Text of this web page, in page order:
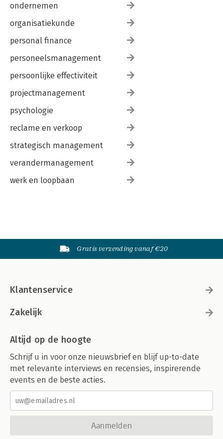
ondernemen
organisatiekunde
personal finance
personeelsmanagement
persoonlijke effectiviteit
projectmanagement
psychologie
reclame en verkoop
strategisch management
verandermanagement
werk en loopbaan
Gratis verzending vanaf €20
Klantenservice
Zakelijk
Altijd op de hoogte
Schrijf u in voor onze nieuwsbrief en blijf up-to-date
met relevante interviews en recensies, inspirerende
events en de beste acties.
Aanmelden